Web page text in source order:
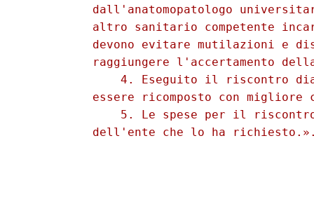
dall'anatomopatologo
altro sanitario competente
devono evitare mutilazioni e
raggiungere l'accertamento
4. Eseguito il riscontro
essere ricomposto con migliore
5. Le spese per il